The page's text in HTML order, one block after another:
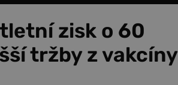
zisk o 60
tržby z vakcíny